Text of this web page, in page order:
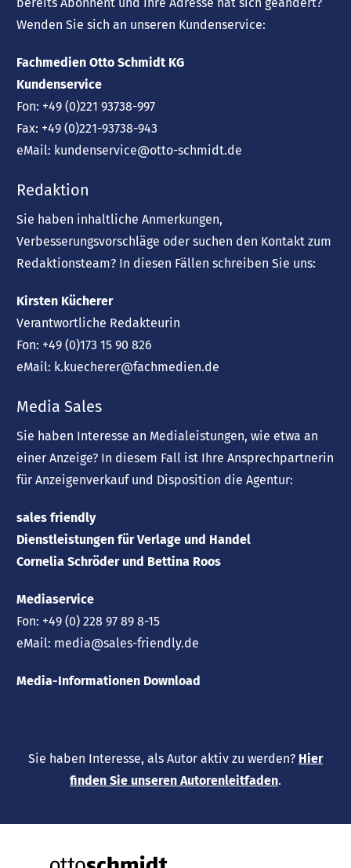
Wenden Sie sich an unseren Kundenservice:
Fachmedien Otto Schmidt KG
Kundenservice
Fon: +49 (0)221 93738-997
Fax: +49 (0)221-93738-943
eMail: kundenservice@otto-schmidt.de
Redaktion
Sie haben inhaltliche Anmerkungen,
Verbesserungsvorschläge oder suchen den Kontakt zum
Redaktionsteam? In diesen Fällen schreiben Sie uns:
Kirsten Kücherer
Verantwortliche Redakteurin
Fon: +49 (0)173 15 90 826
eMail: k.kuecherer@fachmedien.de
Media Sales
Sie haben Interesse an Medialeistungen, wie etwa an
einer Anzeige? In diesem Fall ist Ihre Ansprechpartnerin
für Anzeigenverkauf und Disposition die Agentur:
sales friendly
Dienstleistungen für Verlage und Handel
Cornelia Schröder und Bettina Roos
Mediaservice
Fon: +49 (0) 228 97 89 8-15
eMail: media@sales-friendly.de
Media-Informationen Download
Sie haben Interesse, als Autor aktiv zu werden? Hier
finden Sie unseren Autorenleitfaden.